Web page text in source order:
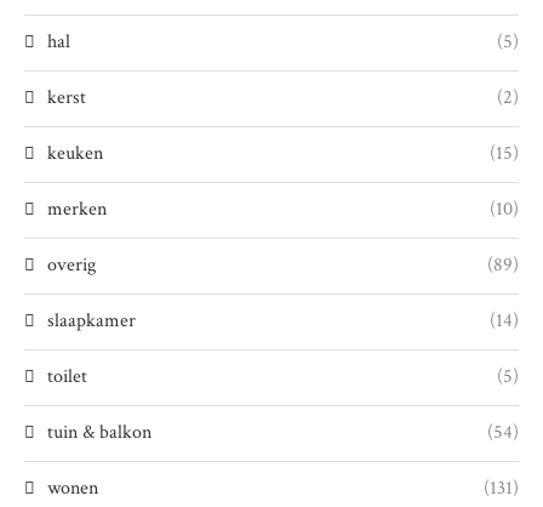
hal (5)
kerst (2)
keuken (15)
merken (10)
overig (89)
slaapkamer (14)
toilet (5)
tuin & balkon (54)
wonen (131)